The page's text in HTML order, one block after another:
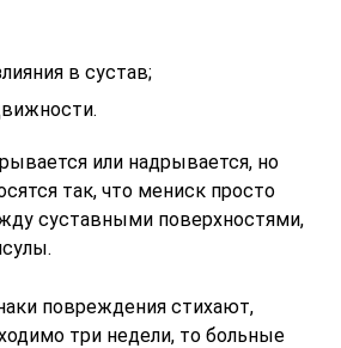
в сустав;
или надрывается, но
так, что мениск просто
суставными поверхностями,
повреждения стихают,
три недели, то больные